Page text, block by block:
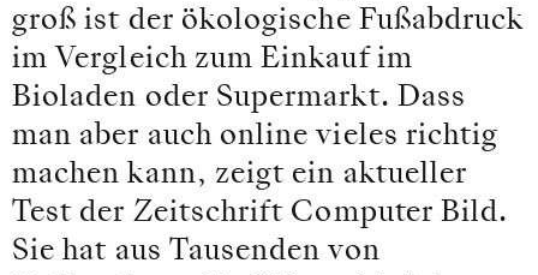
groß ist der ökologische Fußabdruck
im Vergleich zum Einkauf im
Bioladen oder Supermarkt. Dass
man aber auch online vieles richtig
machen kann, zeigt ein aktueller
Test der Zeitschrift Computer Bild.
Sie hat aus Tausenden von